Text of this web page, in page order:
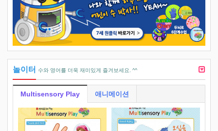
놀이터 수와 영어를 더욱 재미있게 즐겨보세요. ^^
Multisensory Play 애니메이션